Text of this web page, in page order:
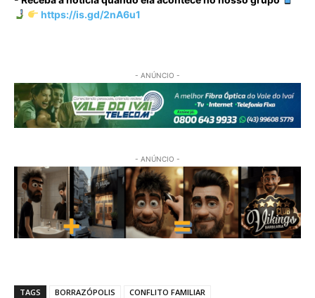
https://is.gd/2nA6u1
- ANÚNCIO -
- ANÚNCIO -
TAGS BORRAZÓPOLIS
CONFLITO FAMILIAR